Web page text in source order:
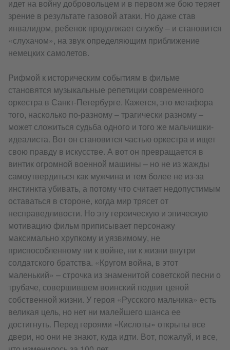
идет на войну добровольцем и в первом же бою теряет
зрение в результате газовой атаки. Но даже став
инвалидом, ребенок продолжает службу – и становится
«слухачом», на звук определяющим приближение
немецких самолетов.
Рифмой к историческим событиям в фильме
становятся музыкальные репетиции современного
оркестра в Санкт-Петербурге. Кажется, это метафора
того, насколько по-разному – трагически разному –
может сложиться судьба одного и того же мальчишки-
идеалиста. Вот он становится частью оркестра и ищет
свою правду в искусстве. А вот он превращается в
винтик огромной военной машины – но не из жажды
самоутвердиться как мужчина и тем более не из-за
инстинкта убивать, а потому что считает недопустимым
оставаться в стороне, когда мир трясет от
несправедливости. Но эту героическую и эпическую
мотивацию фильм приписывает персонажу
максимально хрупкому и уязвимому, не
приспособленному ни к войне, ни к жизни внутри
солдатского братства. «Кругом война, в этот
маленький» – строчка из знаменитой советской песни о
трубаче, совершившем воинский подвиг ценой
собственной жизни. У героя «Русского мальчика» есть
великая цель, но нет ни малейшего шанса ее
достигнуть. Перед героями «Кислоты» открыты все
двери, но они не знают, куда идти. Вот, пожалуй, и все,